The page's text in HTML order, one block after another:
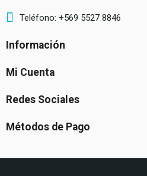
Teléfono: +569 5527 8846
Información
Mi Cuenta
Redes Sociales
Métodos de Pago